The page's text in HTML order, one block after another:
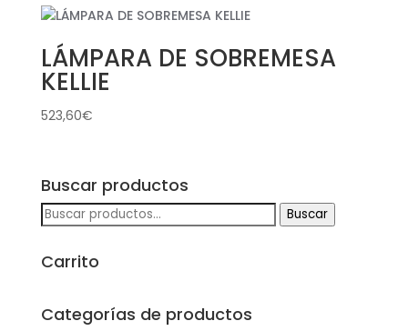
LÁMPARA DE SOBREMESA
KELLIE
523,60€
Buscar productos
Buscar
por:
Buscar
Carrito
Categorías de productos